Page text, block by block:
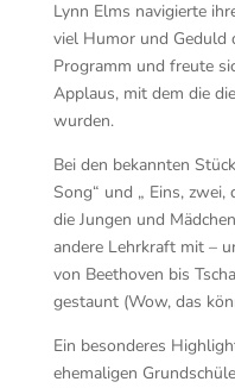
Lynn Elms navigierte
viel Humor und Geduld
Programm und freute
Applaus, mit dem die
wurden.
Bei den bekannten
Song“ und „ Eins,
die Jungen und
andere Lehrkraft mit –
von Beethoven bis
gestaunt (Wow, das
Ein besonderes
ehemaligen